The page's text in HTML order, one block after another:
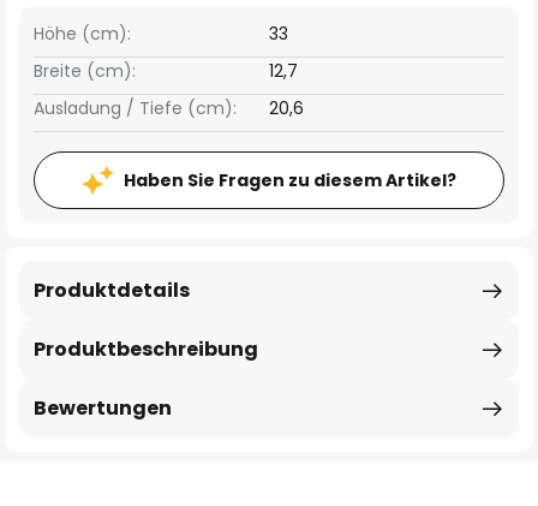
Breite (cm): 12,7
Höhe (cm): 33
Ausladung / Tiefe (cm): 20,6
Haben Sie Fragen zu diesem Artikel?
Produktbeschreibung
Produktdetails
Bewertungen